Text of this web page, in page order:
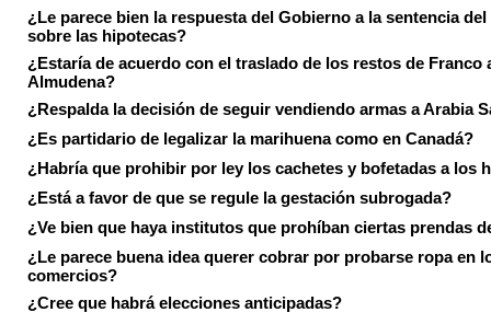
¿Le parece bien la respuesta del Gobierno a la sentencia
sobre las hipotecas?
¿Estaría de acuerdo con el traslado de los restos de Franco
Almudena?
¿Respalda la decisión de seguir vendiendo armas a Arabia
¿Es partidario de legalizar la marihuena como en Canadá?
¿Habría que prohibir por ley los cachetes y bofetadas a los
¿Está a favor de que se regule la gestación subrogada?
¿Ve bien que haya institutos que prohíban ciertas prendas
¿Le parece buena idea querer cobrar por probarse ropa en
comercios?
¿Cree que habrá elecciones anticipadas?